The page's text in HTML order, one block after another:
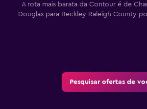
A rota mais barata da Contour é de
Douglas para Beckley Raleigh County
Pesquisar ofertas de